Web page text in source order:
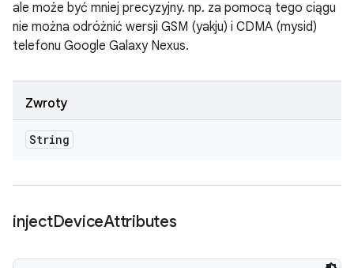
ale może być mniej precyzyjny. np. za pomocą tego ciągu
nie można odróżnić wersji GSM (yakju) i CDMA (mysid)
telefonu Google Galaxy Nexus.
Zwroty
String
injectDeviceAttributes